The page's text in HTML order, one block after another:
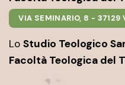
VIA SEMINARIO, 8 - 37129
Lo Studio Teologico
Facoltà Teologica del